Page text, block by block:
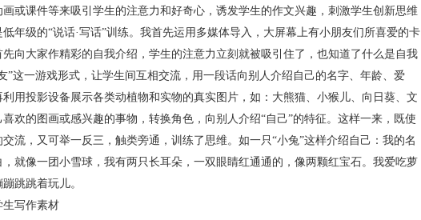
或课件等来吸引学生的注意力和好奇心，诱发学生的作文兴趣，刺激学生创新思维
年级的“说话·写话”训练。我首先运用多媒体导入，大屏幕上有小朋友们所喜爱的卡
向大家作精彩的自我介绍，学生的注意力立刻就被吸引住了，也知道了什么是自我
”这一游戏形式，让学生间互相交流，用一段话向别人介绍自己的名字、年龄、爱
用投影设备展示各类动植物和实物的真实图片，如：大熊猫、小猴儿、向日葵、文
欢的图画或感兴趣的事物，转换角色，向别人介绍“自己”的特征。这样一来，既使
流，又可举一反三，触类旁通，训练了思维。如一只“小兔”这样介绍自己：我的名
就像一团小雪球，我有两只长耳朵，一双眼睛红通通的，像两颗红宝石。我爱吃萝
跳跳着玩儿。
写作素材